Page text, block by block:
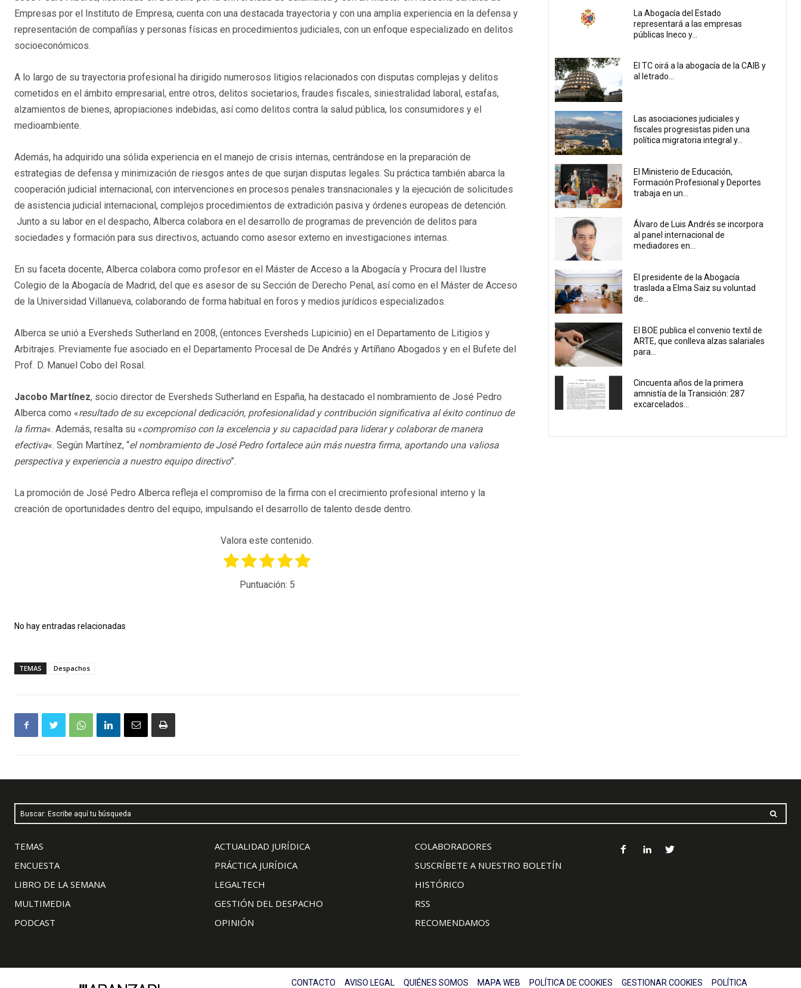
Empresas por el Instituto de Empresa, cuenta con una destacada trayectoria y con una amplia experiencia en la defensa y
representación de compañías y personas físicas en procedimientos judiciales, con un enfoque especializado en delitos
socioeconómicos.
A lo largo de su trayectoria profesional ha dirigido numerosos litigios relacionados con disputas complejas y delitos
cometidos en el ámbito empresarial, entre otros, delitos societarios, fraudes fiscales, siniestralidad laboral, estafas,
alzamientos de bienes, apropiaciones indebidas, así como delitos contra la salud pública, los consumidores y el
medioambiente.
Además, ha adquirido una sólida experiencia en el manejo de crisis internas, centrándose en la preparación de
estrategias de defensa y minimización de riesgos antes de que surjan disputas legales. Su práctica también abarca la
cooperación judicial internacional, con intervenciones en procesos penales transnacionales y la ejecución de solicitudes
de asistencia judicial internacional, complejos procedimientos de extradición pasiva y órdenes europeas de detención.
Junto a su labor en el despacho, Alberca colabora en el desarrollo de programas de prevención de delitos para
sociedades y formación para sus directivos, actuando como asesor externo en investigaciones internas.
En su faceta docente, Alberca colabora como profesor en el Máster de Acceso a la Abogacía y Procura del Ilustre
Colegio de la Abogacía de Madrid, del que es asesor de su Sección de Derecho Penal, así como en el Máster de Acceso
de la Universidad Villanueva, colaborando de forma habitual en foros y medios jurídicos especializados.
Alberca se unió a Eversheds Sutherland en 2008, (entonces Eversheds Lupicinio) en el Departamento de Litigios y
Arbitrajes. Previamente fue asociado en el Departamento Procesal de De Andrés y Artíñano Abogados y en el Bufete del
Prof. D. Manuel Cobo del Rosal.
Jacobo Martínez, socio director de Eversheds Sutherland en España, ha destacado el nombramiento de José Pedro
Alberca como «resultado de su excepcional dedicación, profesionalidad y contribución significativa al éxito continuo de
la firma«. Además, resalta su «compromiso con la excelencia y su capacidad para liderar y colaborar de manera
efectiva«. Según Martínez, “el nombramiento de José Pedro fortalece aún más nuestra firma, aportando una valiosa
perspectiva y experiencia a nuestro equipo directivo”.
La promoción de José Pedro Alberca refleja el compromiso de la firma con el crecimiento profesional interno y la
creación de oportunidades dentro del equipo, impulsando el desarrollo de talento desde dentro.
Valora este contenido.
Puntuación: 5
No hay entradas relacionadas
TEMAS Despachos
La Abogacía del Estado
representará a las empresas
públicas Ineco y...
El TC oirá a la abogacía de la CAIB y
al letrado...
Las asociaciones judiciales y
fiscales progresistas piden una
política migratoria integral y...
El Ministerio de Educación,
Formación Profesional y Deportes
trabaja en un...
Álvaro de Luis Andrés se incorpora
al panel internacional de
mediadores en...
El presidente de la Abogacía
traslada a Elma Saiz su voluntad
de...
El BOE publica el convenio textil de
ARTE, que conlleva alzas salariales
para...
Cincuenta años de la primera
amnistía de la Transición: 287
excarcelados...
Buscar: Escribe aquí tu búsqueda
TEMAS
ENCUESTA
LIBRO DE LA SEMANA
MULTIMEDIA
PODCAST
ACTUALIDAD JURÍDICA
PRÁCTICA JURÍDICA
LEGALTECH
GESTIÓN DEL DESPACHO
OPINIÓN
COLABORADORES
SUSCRÍBETE A NUESTRO BOLETÍN
HISTÓRICO
RSS
RECOMENDAMOS
CONTACTO AVISO LEGAL QUIÉNES SOMOS MAPA WEB POLÍTICA DE COOKIES GESTIONAR COOKIES POLÍTICA